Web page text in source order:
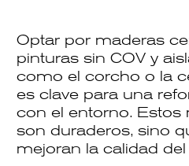
Optar por maderas
pinturas sin COV y
como el corcho o la
es clave para una
con el entorno. Estos
son duraderos, sino
mejoran la calidad del